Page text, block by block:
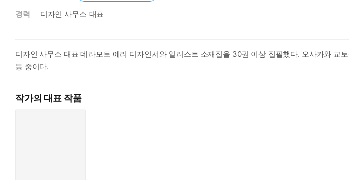
경력 디자인 사무소 대표
디자인 사무소 대표 데라모토 에리 디자인서와 일러스트 소재집을 30권 이상 집필했다. 오사카와 교
동 중이다.
작가의 대표 작품